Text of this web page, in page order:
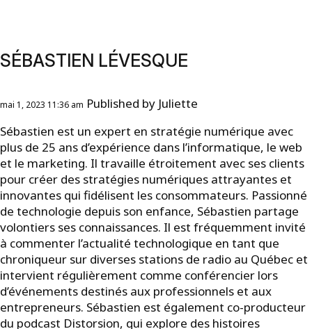
SÉBASTIEN LÉVESQUE
mai 1, 2023 11:36 am Published by Juliette
Sébastien est un expert en stratégie numérique avec
plus de 25 ans d’expérience dans l’informatique, le web
et le marketing. Il travaille étroitement avec ses clients
pour créer des stratégies numériques attrayantes et
innovantes qui fidélisent les consommateurs. Passionné
de technologie depuis son enfance, Sébastien partage
volontiers ses connaissances. Il est fréquemment invité
à commenter l’actualité technologique en tant que
chroniqueur sur diverses stations de radio au Québec et
intervient régulièrement comme conférencier lors
d’événements destinés aux professionnels et aux
entrepreneurs. Sébastien est également co-producteur
du podcast Distorsion, qui explore des histoires